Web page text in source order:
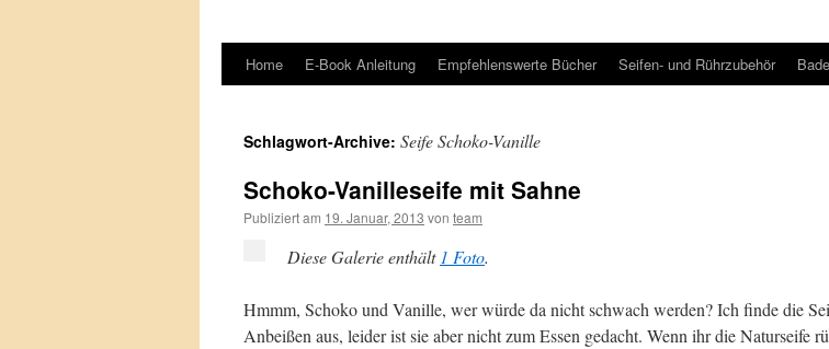
Springe
Inhalt
Home E-Book Anleitung Empfehlenswerte Bücher Seifen- und Rührzubehör
Schlagwort-Archive: Seife Schoko-Vanille
Schoko-Vanilleseife mit Sahne
Publiziert am 19. Januar, 2013 von team
Diese Galerie enthält 1 Foto.
Hmmm, Schoko und Vanille, wer würde da nicht schwach werden? Ich finde die
Anbeißen aus, leider ist sie aber nicht zum Essen gedacht. Wenn ihr die Naturseife